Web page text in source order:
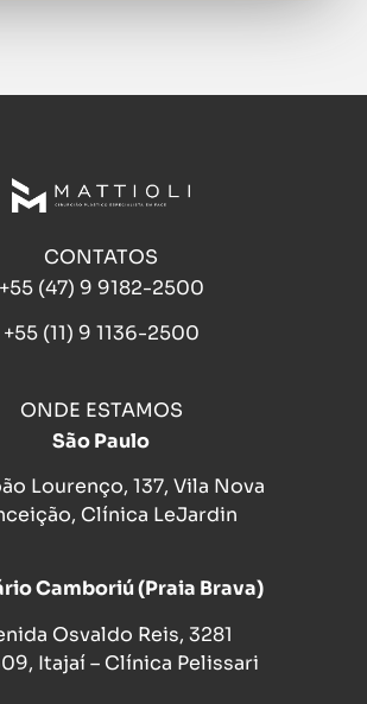
CONTATOS
+55 (47) 9 9182-2500
+55 (11) 9 1136-2500
ONDE ESTAMOS
São Paulo
Lourenço, 137, Vila Nova
Clínica LeJardin
Camboriú (Praia Brava)
Osvaldo Reis, 3281
Itajaí – Clínica Pelissari